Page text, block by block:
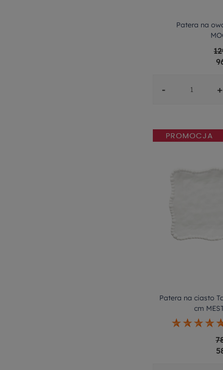
Patera na
- +
Patera na ciasto
cm